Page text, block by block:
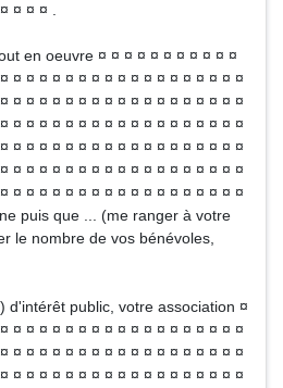
¤ ¤ ¤ .
en oeuvre ¤ ¤ ¤ ¤ ¤ ¤ ¤ ¤ ¤ ¤ ¤
¤ ¤ ¤ ¤ ¤ ¤ ¤ ¤ ¤ ¤ ¤ ¤ ¤ ¤ ¤ ¤ ¤ ¤
¤ ¤ ¤ ¤ ¤ ¤ ¤ ¤ ¤ ¤ ¤ ¤ ¤ ¤ ¤ ¤ ¤ ¤
¤ ¤ ¤ ¤ ¤ ¤ ¤ ¤ ¤ ¤ ¤ ¤ ¤ ¤ ¤ ¤ ¤ ¤
¤ ¤ ¤ ¤ ¤ ¤ ¤ ¤ ¤ ¤ ¤ ¤ ¤ ¤ ¤ ¤ ¤ ¤
¤ ¤ ¤ ¤ ¤ ¤ ¤ ¤ ¤ ¤ ¤ ¤ ¤ ¤ ¤ ¤ ¤ ¤
¤ ¤ ¤ ¤ ¤ ¤ ¤ ¤ ¤ ¤ ¤ ¤ ¤ ¤ ¤ ¤ ¤ ¤
puis que ... (me ranger à votre
le nombre de vos bénévoles,
d'intérêt public, votre association ¤
¤ ¤ ¤ ¤ ¤ ¤ ¤ ¤ ¤ ¤ ¤ ¤ ¤ ¤ ¤ ¤ ¤ ¤
¤ ¤ ¤ ¤ ¤ ¤ ¤ ¤ ¤ ¤ ¤ ¤ ¤ ¤ ¤ ¤ ¤ ¤
¤ ¤ ¤ ¤ ¤ ¤ ¤ ¤ ¤ ¤ ¤ ¤ ¤ ¤ ¤ ¤ ¤ ¤